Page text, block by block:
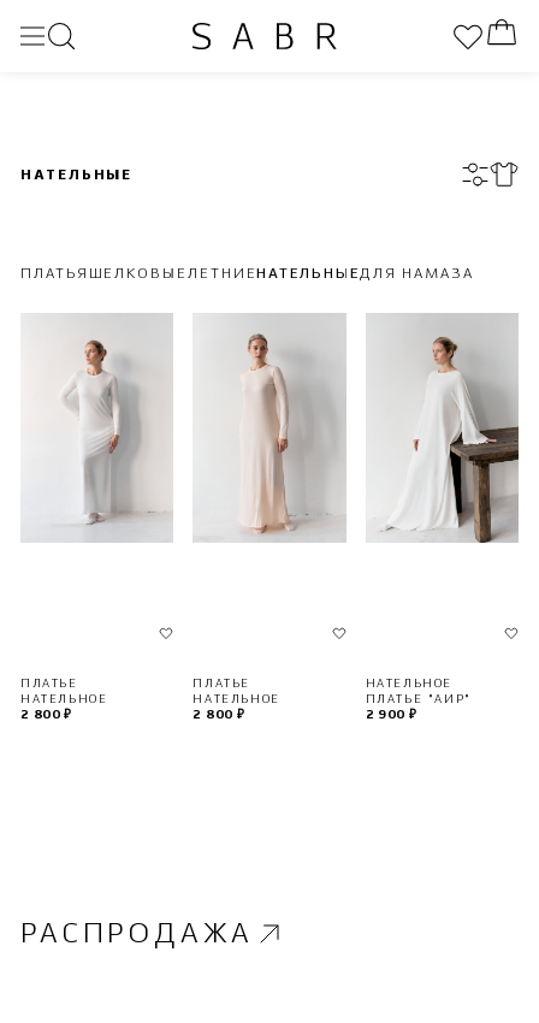
ПЛАТЬЯ ШЕЛКОВЫЕ ЛЕТНИЕ НАТЕЛЬНЫЕ ДЛЯ НАМАЗА
НАТЕЛЬНЫЕ
ПЛАТЬЕ
НАТЕЛЬНОЕ
2 800 ₽
ПЛАТЬЕ
НАТЕЛЬНОЕ
2 800 ₽
НАТЕЛЬНОЕ
ПЛАТЬЕ "АИР"
2 900 ₽
РАСПРОДАЖА